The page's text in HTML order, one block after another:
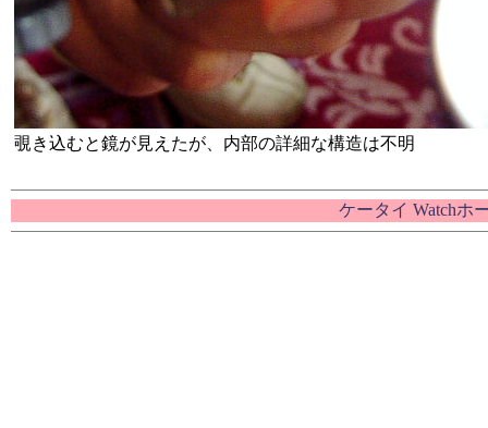
覗き込むと鏡が見えたが、内部の詳細な構造は不明
ケータイ Watchホ